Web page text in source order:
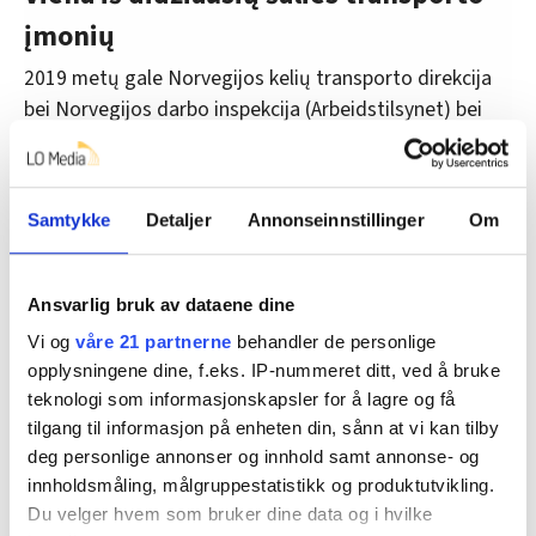
Samtykke Detaljer Annonseinnstillinger Om
Ansvarlig bruk av dataene dine
Vi og våre 21 partnerne behandler de personlige
opplysningene dine, f.eks. IP-nummeret ditt, ved å bruke
teknologi som informasjonskapsler for å lagre og få
tilgang til informasjon på enheten din, sånn at vi kan tilby
deg personlige annonser og innhold samt annonse- og
innholdsmåling, målgruppestatistikk og produktutvikling.
Du velger hvem som bruker dine data og i hvilke
įmonių
2019 metų gale Norvegijos kelių transporto direkcija
bei Norvegijos darbo inspekcija (Arbeidstilsynet) bei
kitos kontrolės tarnybos parašė policijai pareiškimą dėl
Vlantana Norge. Tai lėmė tais pačiais metais atlikto
Norvegijos didžiausių krovinių vežėjų, pas kurį dirbo
apie 250 darbuotojų ir kurio apyvarta buvo 280 milijonų
kronų. Tarp bendrovės klientų buvo garsi žuvies
perdirbimo įmonė Mowi ir logistikos bendrovės
Postnord, Asko ir Schenker.
Aktualu: Užsienio vairuotojai, kurie vykdo kabotažą
Norvegijoje turi gauti „norvegišką“ algą, bet
dažniausiai to nežino